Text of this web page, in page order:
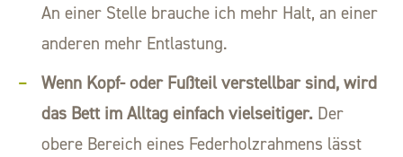
An einer Stelle brauche ich mehr Halt, an einer
anderen mehr Entlastung.
Wenn Kopf- oder Fußteil verstellbar sind, wird
das Bett im Alltag einfach vielseitiger. Der
obere Bereich eines Federholzrahmens lässt